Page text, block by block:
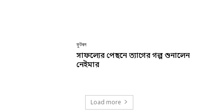
ফুটবল
সাফল্যের পেছনে ত্যাগের গল্প শুনালেন
নেইমার
Load more